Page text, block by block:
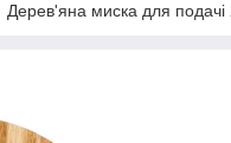
Дерев'яна миска для